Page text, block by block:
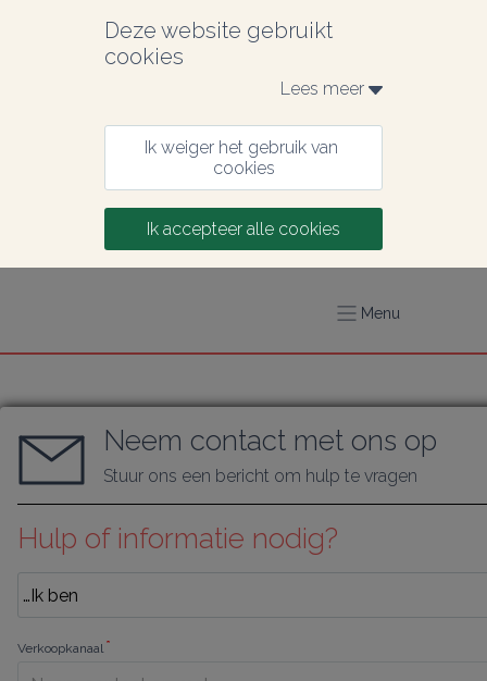
Deze website gebruikt
cookies
Lees meer
Ik weiger het gebruik van
cookies
Ik accepteer alle cookies
Menu
Neem contact met ons op
Stuur ons een bericht om hulp te vragen
Hulp of informatie nodig?
Verkoopkanaal*